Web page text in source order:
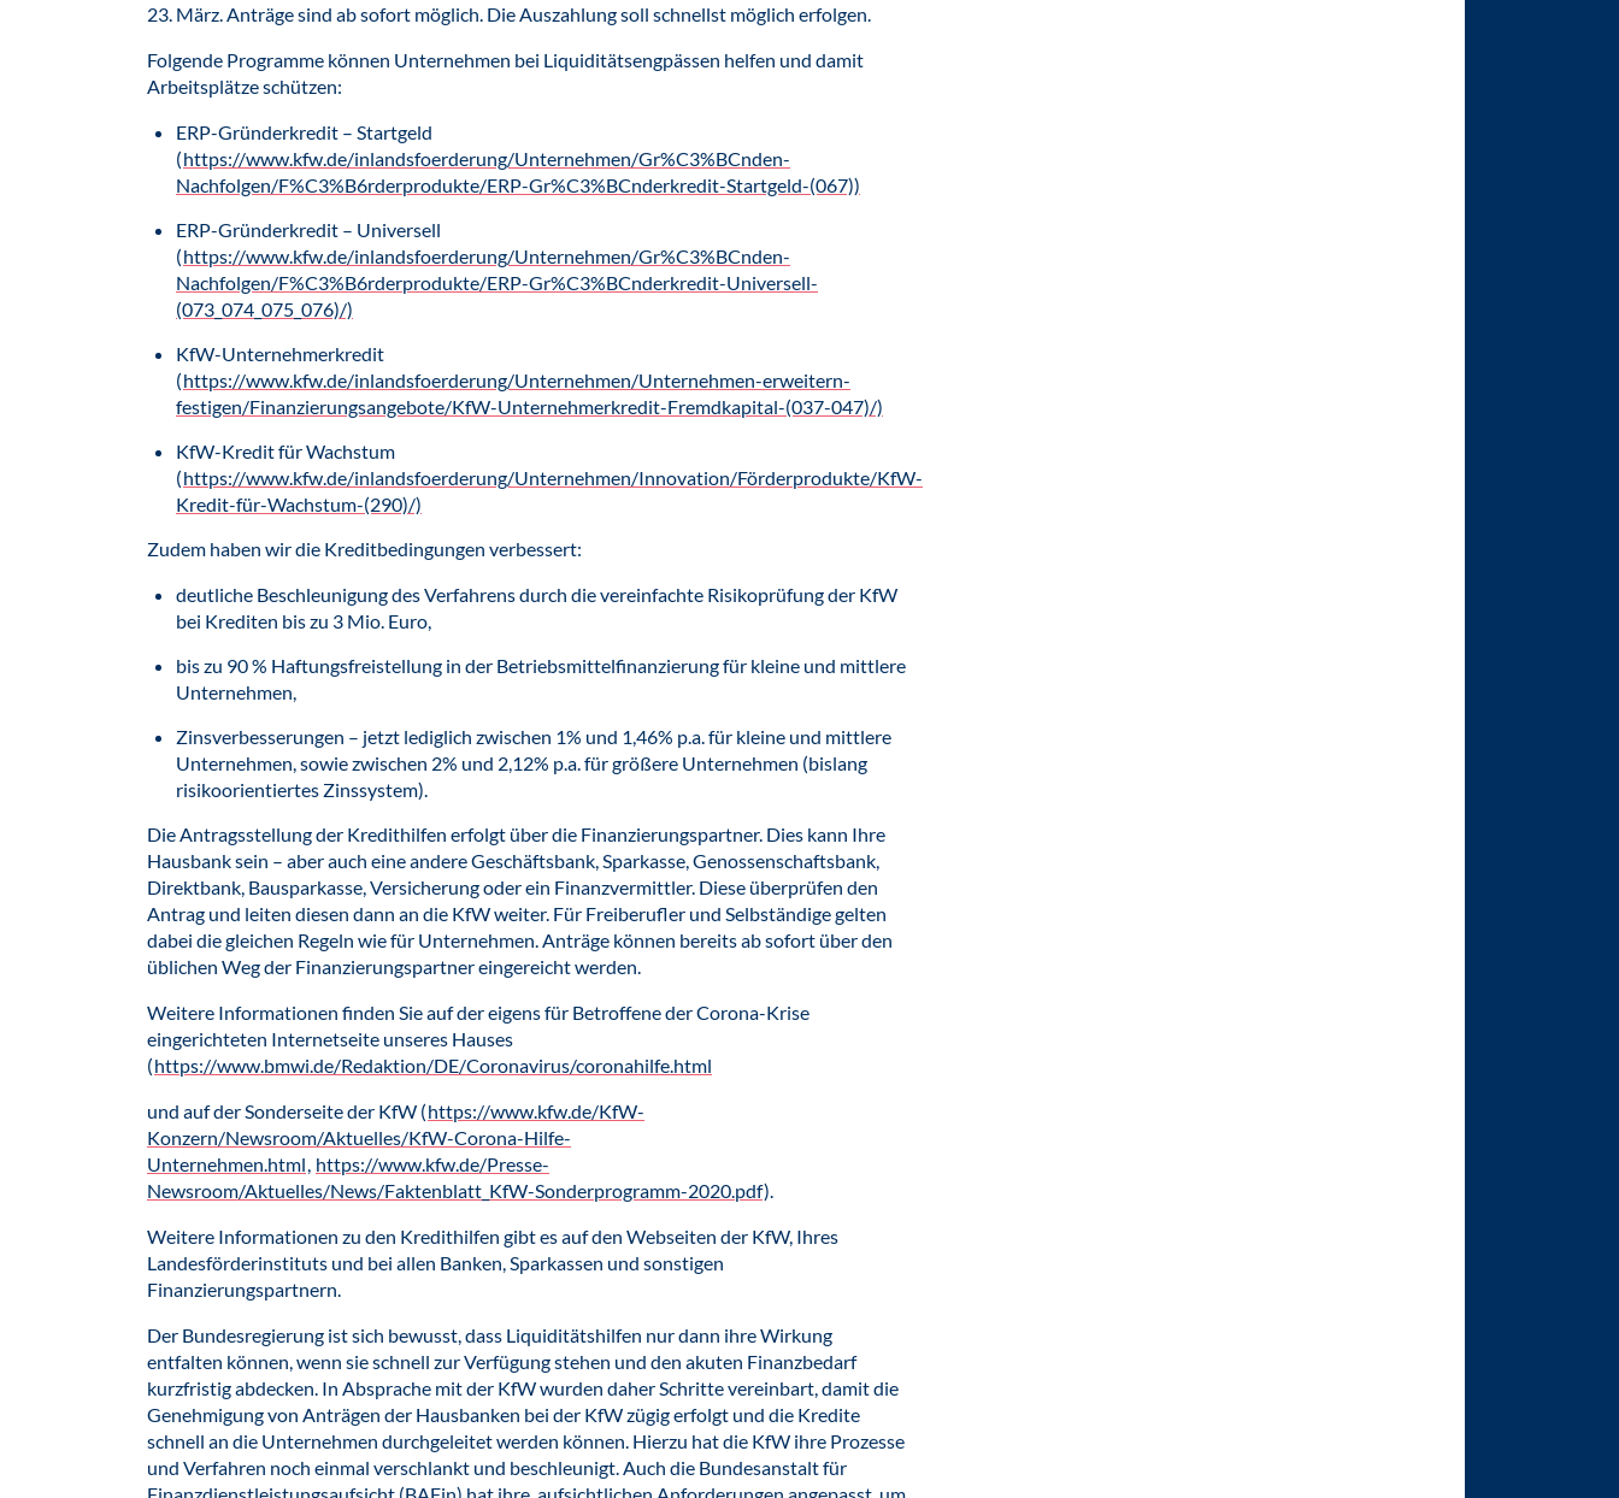
23. März. Anträge sind ab sofort möglich. Die Auszahlung soll schnellst möglich erfolgen.
Folgende Programme können Unternehmen bei Liquiditätsengpässen helfen und damit
Arbeitsplätze schützen:
ERP-Gründerkredit – Startgeld
(https://www.kfw.de/inlandsfoerderung/Unternehmen/Gr%C3%BCnden-
Nachfolgen/F%C3%B6rderprodukte/ERP-Gr%C3%BCnderkredit-Startgeld-(067))
ERP-Gründerkredit – Universell
(https://www.kfw.de/inlandsfoerderung/Unternehmen/Gr%C3%BCnden-
Nachfolgen/F%C3%B6rderprodukte/ERP-Gr%C3%BCnderkredit-Universell-
(073_074_075_076)/)
KfW-Unternehmerkredit
(https://www.kfw.de/inlandsfoerderung/Unternehmen/Unternehmen-erweitern-
festigen/Finanzierungsangebote/KfW-Unternehmerkredit-Fremdkapital-(037-047)/)
KfW-Kredit für Wachstum
(https://www.kfw.de/inlandsfoerderung/Unternehmen/Innovation/Förderprodukte/KfW-
Kredit-für-Wachstum-(290)/)
Zudem haben wir die Kreditbedingungen verbessert:
deutliche Beschleunigung des Verfahrens durch die vereinfachte Risikoprüfung der KfW
bei Krediten bis zu 3 Mio. Euro,
bis zu 90 % Haftungsfreistellung in der Betriebsmittelfinanzierung für kleine und mittlere
Unternehmen,
Zinsverbesserungen – jetzt lediglich zwischen 1% und 1,46% p.a. für kleine und mittlere
Unternehmen, sowie zwischen 2% und 2,12% p.a. für größere Unternehmen (bislang
risikoorientiertes Zinssystem).
Die Antragsstellung der Kredithilfen erfolgt über die Finanzierungspartner. Dies kann Ihre
Hausbank sein – aber auch eine andere Geschäftsbank, Sparkasse, Genossenschaftsbank,
Direktbank, Bausparkasse, Versicherung oder ein Finanzvermittler. Diese überprüfen den
Antrag und leiten diesen dann an die KfW weiter. Für Freiberufler und Selbständige gelten
dabei die gleichen Regeln wie für Unternehmen. Anträge können bereits ab sofort über den
üblichen Weg der Finanzierungspartner eingereicht werden.
Weitere Informationen finden Sie auf der eigens für Betroffene der Corona-Krise
eingerichteten Internetseite unseres Hauses
(https://www.bmwi.de/Redaktion/DE/Coronavirus/coronahilfe.html
und auf der Sonderseite der KfW (https://www.kfw.de/KfW-
Konzern/Newsroom/Aktuelles/KfW-Corona-Hilfe-
Unternehmen.html, https://www.kfw.de/Presse-
Newsroom/Aktuelles/News/Faktenblatt_KfW-Sonderprogramm-2020.pdf).
Weitere Informationen zu den Kredithilfen gibt es auf den Webseiten der KfW, Ihres
Landesförderinstituts und bei allen Banken, Sparkassen und sonstigen
Finanzierungspartnern.
Der Bundesregierung ist sich bewusst, dass Liquiditätshilfen nur dann ihre Wirkung
entfalten können, wenn sie schnell zur Verfügung stehen und den akuten Finanzbedarf
kurzfristig abdecken. In Absprache mit der KfW wurden daher Schritte vereinbart, damit die
Genehmigung von Anträgen der Hausbanken bei der KfW zügig erfolgt und die Kredite
schnell an die Unternehmen durchgeleitet werden können. Hierzu hat die KfW ihre Prozesse
und Verfahren noch einmal verschlankt und beschleunigt. Auch die Bundesanstalt für